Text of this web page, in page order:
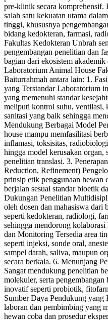
pre-klinik secara komprehensif.
salah satu kekuatan utama
tinggi, khususnya
bidang kedokteran, farmasi,
Fakultas Kedokteran Unbrah
pengembangan penelitian dan
bagian dari ekosistem
Laboratorium Animal House
Baiturrahmah antara lain: 1.
yang Terstandar Laboratorium
yang memenuhi standar
meliputi kontrol suhu, ventilasi,
sanitasi yang baik sehingga
Mendukung Berbagai Model
house mampu memfasilitasi
inflamasi, toksisitas,
hingga model kerusakan organ,
penelitian translasi. 3.
Reduction, Refinement)
prinsip etik penggunaan hewan
berjalan sesuai standar bioetik
Dukungan Penelitian
oleh dosen dan mahasiswa dari
seperti kedokteran, radiologi,
sehingga mendorong
dan Monitoring Tersedia area
seperti injeksi, sonde oral,
sampel darah, saliva, maupun
secara berkala. 6. Menunjang
Sangat mendukung penelitian
molekuler, serta
inovatif seperti probiotik,
Sumber Daya Pendukung
laboran dan pembimbing yang
hewan coba dan prosedur